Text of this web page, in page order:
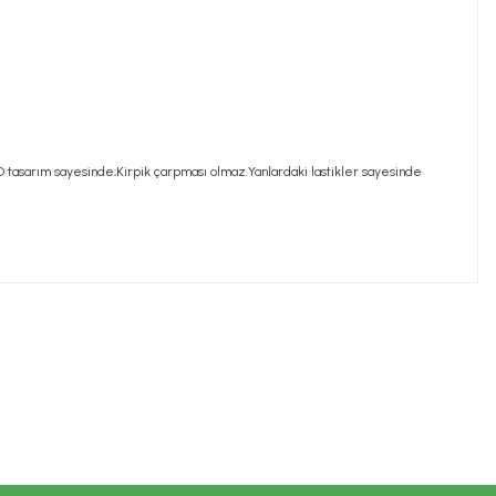
tasarım sayesinde;Kirpik çarpması olmaz.Yanlardaki lastikler sayesinde